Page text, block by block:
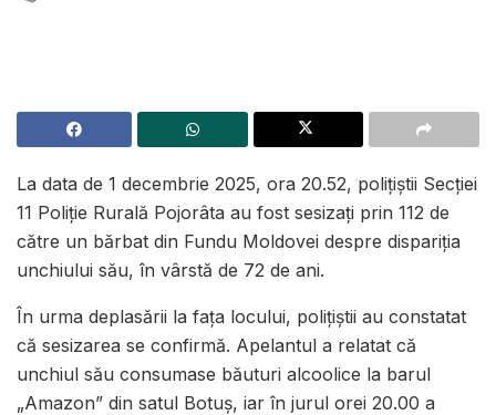
La data de 1 decembrie 2025, ora 20.52, polițiștii Secției
11 Poliție Rurală Pojorâta au fost sesizați prin 112 de
către un bărbat din Fundu Moldovei despre dispariția
unchiului său, în vârstă de 72 de ani.
În urma deplasării la fața locului, polițiștii au constatat
că sesizarea se confirmă. Apelantul a relatat că
unchiul său consumase băuturi alcoolice la barul
„Amazon” din satul Botuș, iar în jurul orei 20.00 a